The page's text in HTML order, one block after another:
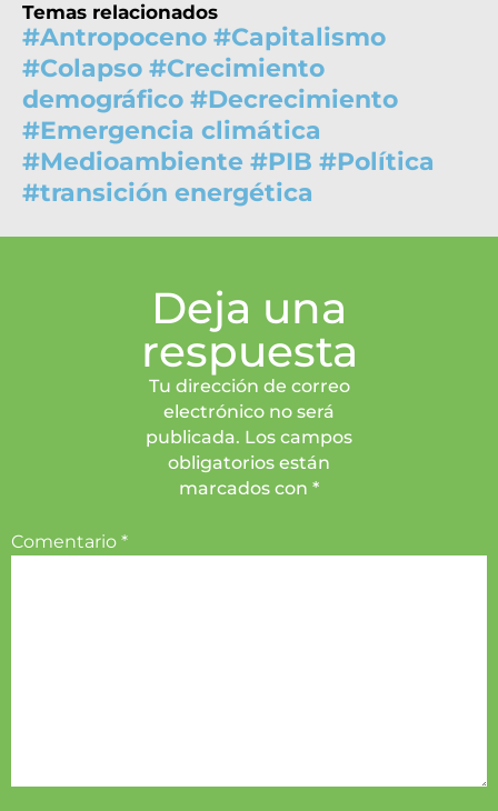
Temas relacionados
#Antropoceno #Capitalismo
#Colapso #Crecimiento
demográfico #Decrecimiento
#Emergencia climática
#Medioambiente #PIB #Política
#transición energética
Deja una
respuesta
Tu dirección de correo
electrónico no será
publicada. Los campos
obligatorios están
marcados con *
Comentario *